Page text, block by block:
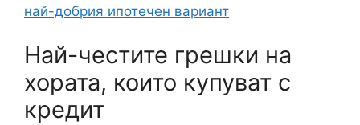
най-добрия ипотечен вариант
Най-честите грешки на
хората, които купуват с
кредит